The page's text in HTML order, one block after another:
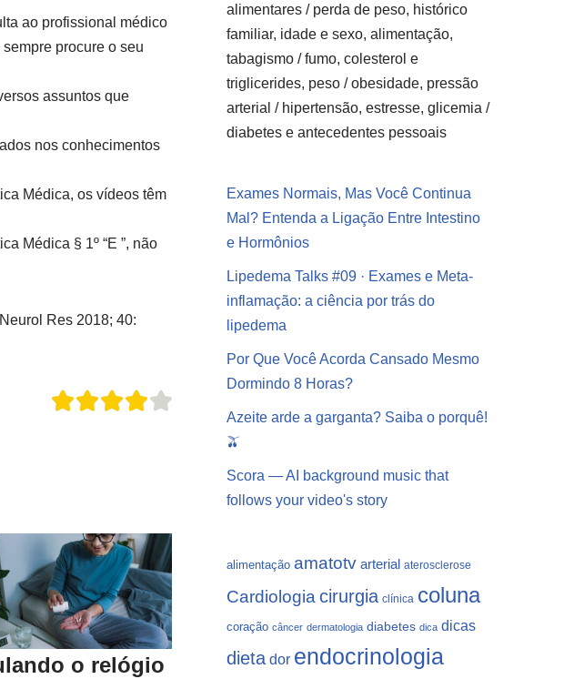
ao profissional médico
procure o seu
assuntos que
nos conhecimentos
Médica, os vídeos têm
Médica § 1º “E ”, não
Res 2018; 40:
o relógio
alimentares / perda de peso, histórico
familiar, idade e sexo, alimentação,
tabagismo / fumo, colesterol e
triglicerides, peso / obesidade, pressão
arterial / hipertensão, estresse, glicemia /
diabetes e antecedentes pessoais
Exames Normais, Mas Você Continua
Mal? Entenda a Ligação Entre Intestino
e Hormônios
Lipedema Talks #09 · Exames e Meta-
inflamação: a ciência por trás do
lipedema
Por Que Você Acorda Cansado Mesmo
Dormindo 8 Horas?
Azeite arde a garganta? Saiba o porquê!
🫒
Scora — AI background music that
follows your video's story
alimentação amatotv arterial aterosclerose
Cardiologia cirurgia clínica coluna
coração câncer dermatologia diabetes dica dicas
dieta dor endocrinologia